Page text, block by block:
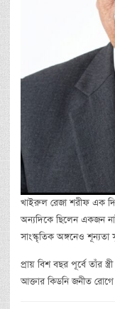
খাইরুল রেজা শরীফ এক
অন্যদিকে ছিলেন একজন
সাংস্কৃতিক অঙ্গনেও শূন্যতা
প্রায় বিশ বছর পূর্বে তাঁর
আক্তার কিডনি জনীত